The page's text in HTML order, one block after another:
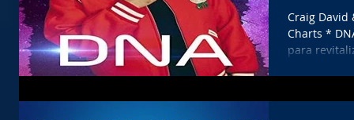
Craig David
Charts * DNA aparece en el camino de
para